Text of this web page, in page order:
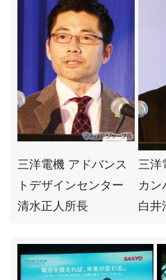
三洋電機 アドバンス
トデザインセンター
清水正人所長
三洋
カン
白井